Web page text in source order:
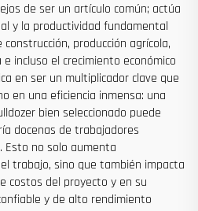
de ser un artículo común; actúa
y la productividad fundamental
producción agrícola,
incluso el crecimiento económico
en ser un multiplicador clave que
en una eficiencia inmensa: una
bien seleccionado puede
docenas de trabajadores
Esto no solo aumenta
trabajo, sino que también impacta
costos del proyecto y en su
y de alto rendimiento